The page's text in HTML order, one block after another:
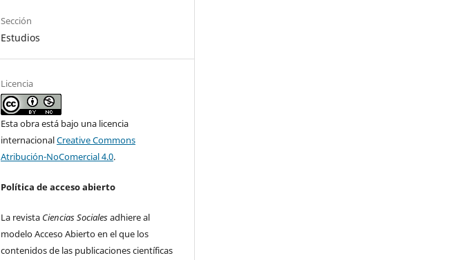
Sección
Estudios
Licencia
Esta obra está bajo una licencia
internacionalCreative Commons
Atribución-NoComercial 4.0.
Política de acceso abierto
La revista Ciencias Socialesadhiere al
modelo Acceso Abierto en el que los
contenidos de las publicaciones científicas